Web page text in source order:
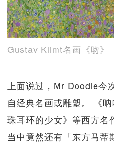
Gustav Klimt名画《吻》
上面说过，Mr Doodle今
自经典名画或雕塑。 《
珠耳环的少女》等西方名
当中竟然还有「东方马蒂